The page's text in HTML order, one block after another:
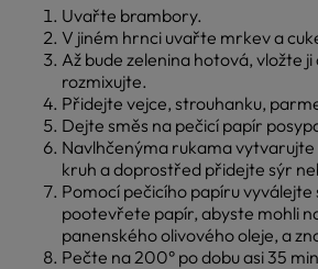
Uvařte brambory.
V jiném hrnci uvařte mrkev a
Až bude zelenina hotová, vložte ji
rozmixujte.
Přidejte vejce, strouhanku,
Dejte směs na pečicí papír
Navlhčenýma rukama vytvarujte
kruh a doprostřed přidejte sýr
Pomocí pečicího papíru
pootevřete papír, abyste mohli
panenského olivového oleje, a
Pečte na 200° po dobu asi 35